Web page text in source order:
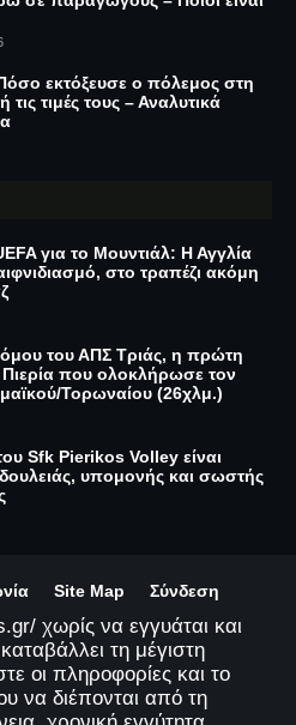
εκτόξευσε ο πόλεμος στη
τιμές τους – Αναλυτικά
για το Μουντιάλ: Η Αγγλία
στο τραπέζι ακόμη
του ΑΠΣ Τριάς, η πρώτη
που ολοκλήρωσε τον
Τορωναίου (26χλμ.)
Sfk Pierikos Volley είναι
υπομονής και σωστής
Site Map Σύνδεση
χωρίς να εγγυάται και
τη μέγιστη
οι πληροφορίες και το
να διέπονται από τη